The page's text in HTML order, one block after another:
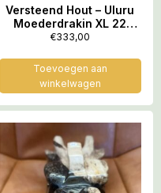
Versteend Hout – Uluru
Moederdrakin XL 22
(17x10x8 cm – 1354 gr):
HET OER GEHEUGEN VAN
DE LEMURIA
STAMOUDSTEN
€333,00
Toevoegen aan
winkelwagen